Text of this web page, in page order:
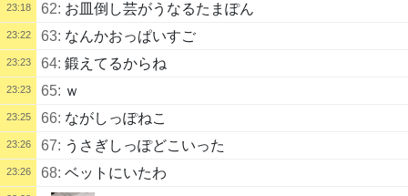
23:18 62: お皿倒し芸がうなるたまぽん
23:22 63: なんかおっぱいすご
23:23 64: 鍛えてるからね
23:23 65: ｗ
23:25 66: ながしっぽねこ
23:26 67: うさぎしっぽどこいった
23:26 68: ベットにいたわ